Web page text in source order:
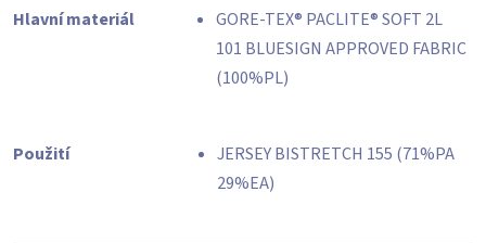
Hlavní materiál
GORE-TEX® PACLITE® SOFT 2L
101 BLUESIGN APPROVED FABRIC
(100%PL)
Použití
JERSEY BISTRETCH 155 (71%PA
29%EA)